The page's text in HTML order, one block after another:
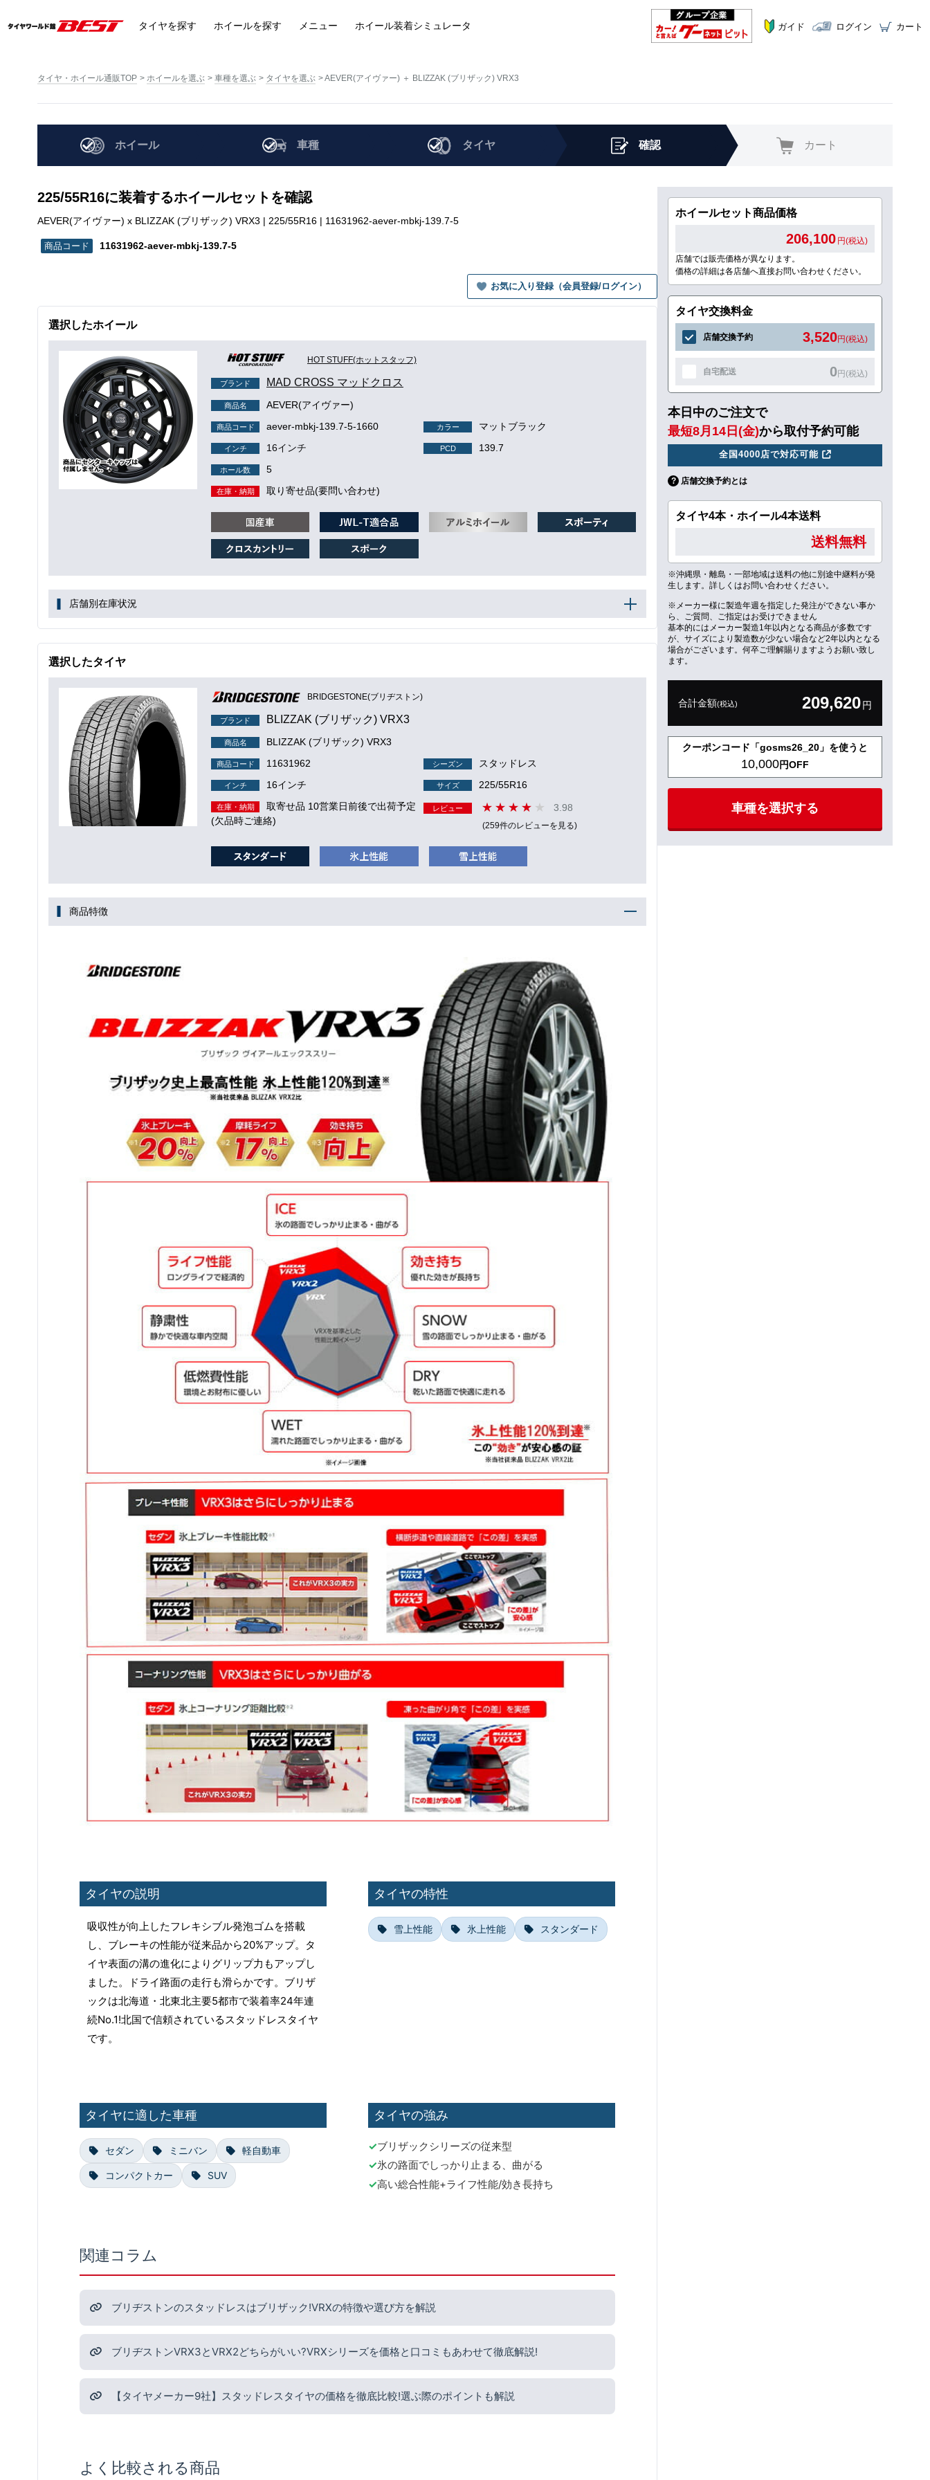
タイヤを探す ホイールを探す メニュー ホイール装着シミュレータ ガイド ログイン カート
タイヤ・ホイール通販TOP ホイールを選ぶ 車種を選ぶ タイヤを選ぶ AEVER(アイヴァー) ＋ BLIZZAK (ブリザック) VRX3
ホイール 車種 タイヤ 確認 カート
225/55R16に装着するホイールセットを確認
AEVER(アイヴァー) x BLIZZAK (ブリザック) VRX3 | 225/55R16 | 11631962-aever-mbkj-139.7-5
11631962-aever-mbkj-139.7-5
お気に入り登録（会員登録/ログイン）
選択したホイール
HOT STUFF(ホットスタッフ)
ブランド MAD CROSS マッドクロス
商品名 AEVER(アイヴァー)
商品コード aever-mbkj-139.7-5-1660 カラー マットブラック
インチ 16インチ PCD 139.7
ホール数 5
在庫・納期 取り寄せ品(要問い合わせ)
店舗別在庫状況
選択したタイヤ
BRIDGESTONE(ブリヂストン)
ブランド BLIZZAK (ブリザック) VRX3
商品名 BLIZZAK (ブリザック) VRX3
商品コード 11631962 シーズン スタッドレス
インチ 16インチ サイズ 225/55R16
在庫・納期
取寄せ品 10営業日前後で出荷予定
(欠品時ご連絡)
レビュー 3.98
(259件のレビューを見る)
商品特徴
タイヤの説明
吸収性が向上したフレキシブル発泡ゴムを搭載
し、ブレーキの性能が従来品から20%アップ。タ
イヤ表面の溝の進化によりグリップ力もアップし
ました。ドライ路面の走行も滑らかです。ブリザ
ックは北海道・北東北主要5都市で装着率24年連
続No.1!北国で信頼されているスタッドレスタイヤ
です。
タイヤの特性
雪上性能 氷上性能 スタンダード
タイヤに適した車種
セダン ミニバン 軽自動車
コンパクトカー SUV
タイヤの強み
ブリザックシリーズの従来型
氷の路面でしっかり止まる、曲がる
高い総合性能+ライフ性能/効き長持ち
関連コラム
ブリヂストンのスタッドレスはブリザック!VRXの特徴や選び方を解説
ブリヂストンVRX3とVRX2どちらがいい?VRXシリーズを価格と口コミもあわせて徹底解説!
【タイヤメーカー9社】スタッドレスタイヤの価格を徹底比較!選ぶ際のポイントも解説
よく比較される商品
ホイールセット商品価格
206,100 円(税込)
店舗では販売価格が異なります。
価格の詳細は各店舗へ直接お問い合わせください。
タイヤ交換料金
店舗交換予約 3,520円(税込)
自宅配送 0円(税込)
本日中のご注文で
最短8月14日(金)から取付予約可能
全国4000店で対応可能
店舗交換予約とは
タイヤ4本・ホイール4本送料
送料無料
※沖縄県・離島・一部地域は送料の他に別途中継料が発
生します。詳しくはお問い合わせください。
※メーカー様に製造年週を指定した発注ができない事か
ら、ご質問、ご指定はお受けできません
基本的にはメーカー製造1年以内となる商品が多数です
が、サイズにより製造数が少ない場合など2年以内となる
場合がございます。何卒ご理解賜りますようお願い致し
ます。
合計金額(税込) 209,620円
クーポンコード「gosms26_20」を使うと
10,000円OFF
車種を選択する